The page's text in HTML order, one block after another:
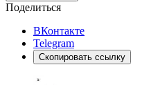
Поделиться
ВКонтакте
Telegram
Скопировать ссылку